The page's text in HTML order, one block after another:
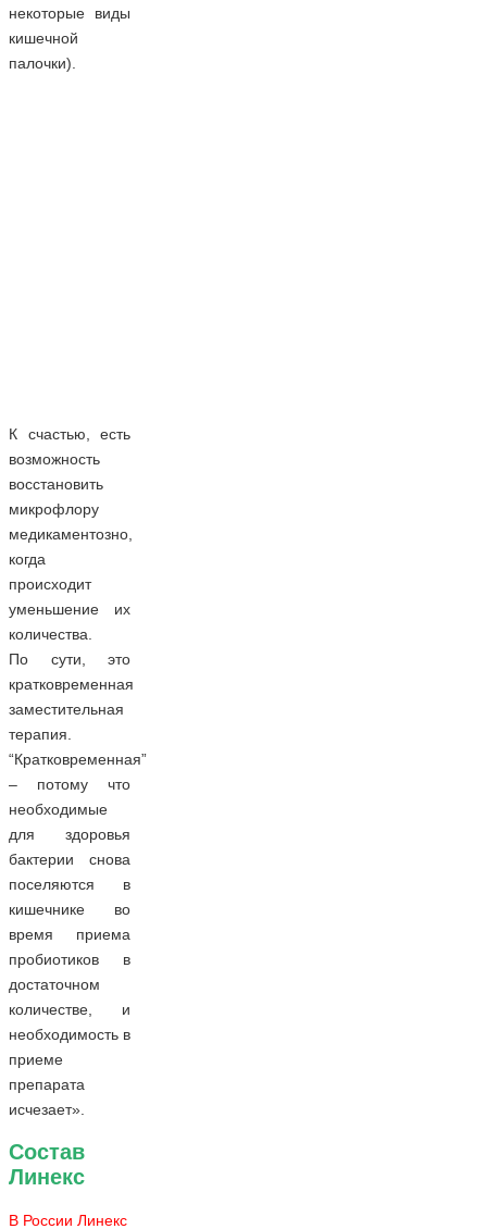
некоторые виды
кишечной
палочки).
К счастью, есть
возможность
восстановить
микрофлору
медикаментозно,
когда
происходит
уменьшение их
количества.
По сути, это
кратковременная
заместительная
терапия.
“Кратковременная”
– потому что
необходимые
для здоровья
бактерии снова
поселяются в
кишечнике во
время приема
пробиотиков в
достаточном
количестве, и
необходимость в
приеме
препарата
исчезает».
Состав
Линекс
В России Линекс